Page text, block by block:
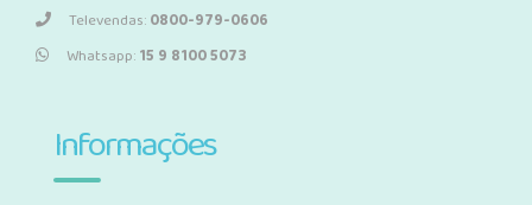
Televendas:0800-979-0606
Whatsapp:15 9 8100 5073
Informações